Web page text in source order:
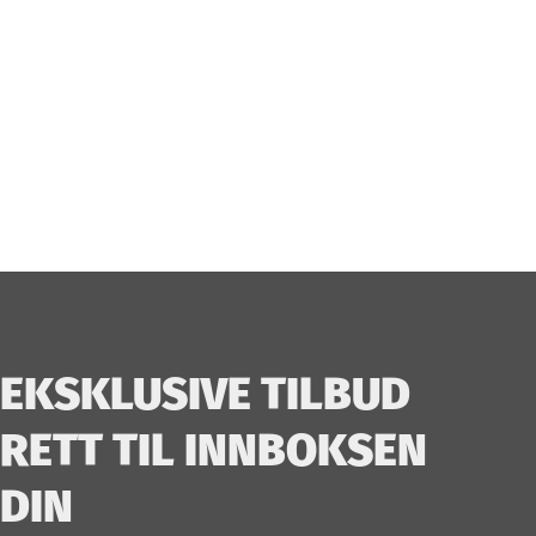
EKSKLUSIVE TILBUD
RETT TIL INNBOKSEN
DIN